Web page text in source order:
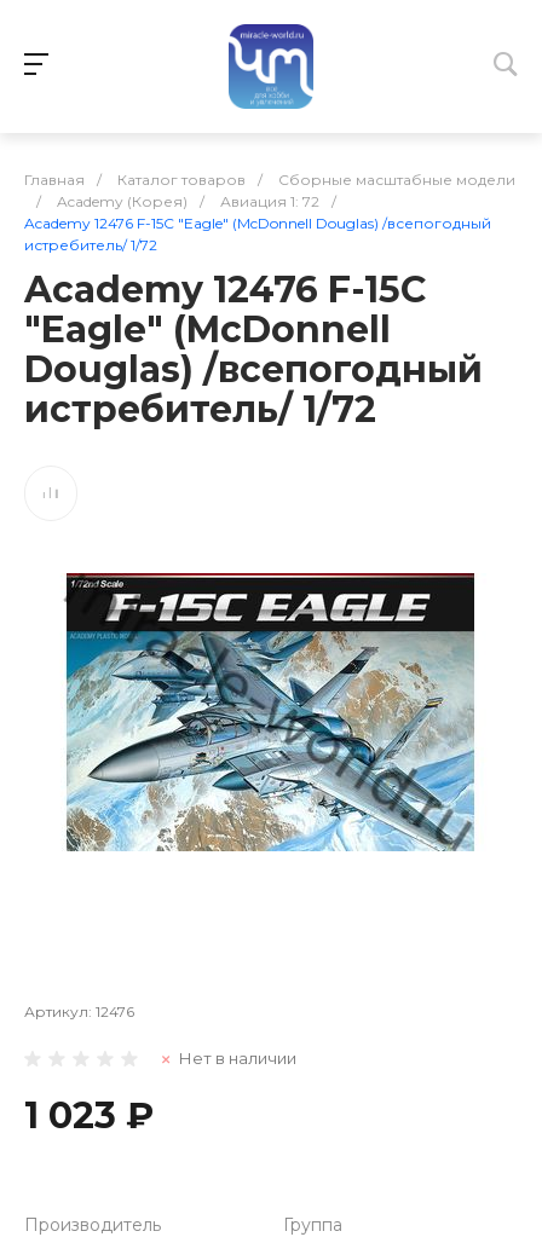
Главная / Каталог товаров /
Сборные масштабные модели
/
Academy (Корея) / Авиация 1: 72
/
Academy 12476 F-15C "Eagle" (McDonnell Douglas) /всепогодный
истребитель/ 1/72
Academy 12476 F-15C
"Eagle" (McDonnell
Douglas) /всепогодный
истребитель/ 1/72
Артикул: 12476
Нет в наличии
1 023 ₽
Производитель
Группа